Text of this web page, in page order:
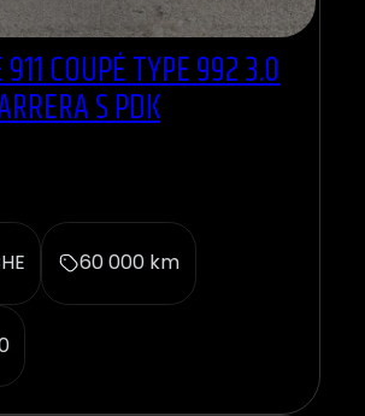
911 COUPÉ TYPE 992 3.0
S PDK
60 000 km